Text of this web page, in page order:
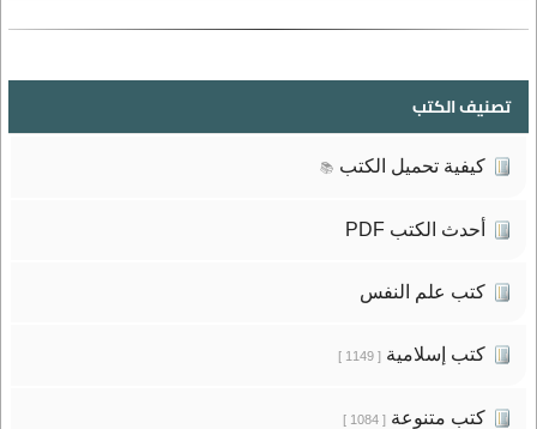
تصنيف الكتب
كيفية تحميل الكتب 📚
أحدث الكتب PDF
كتب علم النفس
كتب إسلامية[ 1149 ]
كتب متنوعة[ 1084 ]